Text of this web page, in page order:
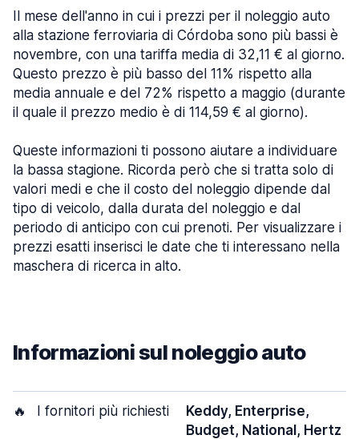
Il mese dell'anno in cui i prezzi per il noleggio auto
alla stazione ferroviaria di Córdoba sono più bassi è
novembre, con una tariffa media di 32,11 € al giorno.
Questo prezzo è più basso del 11% rispetto alla
media annuale e del 72% rispetto a maggio (durante
il quale il prezzo medio è di 114,59 € al giorno).
Queste informazioni ti possono aiutare a individuare
la bassa stagione. Ricorda però che si tratta solo di
valori medi e che il costo del noleggio dipende dal
tipo di veicolo, dalla durata del noleggio e dal
periodo di anticipo con cui prenoti. Per visualizzare i
prezzi esatti inserisci le date che ti interessano nella
maschera di ricerca in alto.
Informazioni sul noleggio auto
🔥 I fornitori più richiesti
Keddy, Enterprise,
Budget, National, Hertz